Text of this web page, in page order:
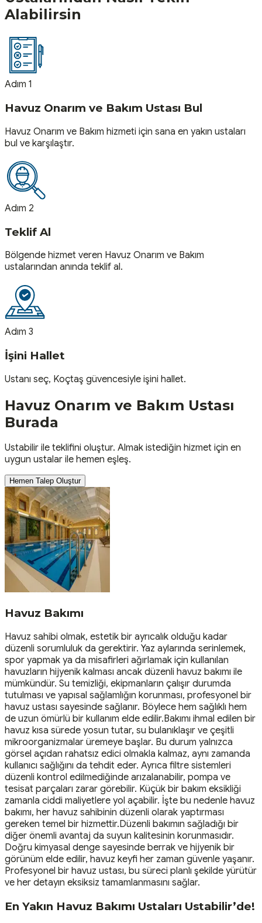
Alabilirsin
Adım 1
Havuz Onarım ve Bakım Ustası Bul
Havuz Onarım ve Bakım hizmeti için sana en yakın ustaları
bul ve karşılaştır.
Adım 2
Teklif Al
Bölgende hizmet veren Havuz Onarım ve Bakım
ustalarından anında teklif al.
Adım 3
İşini Hallet
Ustanı seç, Koçtaş güvencesiyle işini hallet.
Havuz Onarım ve Bakım Ustası
Burada
Ustabilir ile teklifini oluştur. Almak istediğin hizmet için en
uygun ustalar ile hemen eşleş.
Hemen Talep Oluştur
Havuz Bakımı
Havuz sahibi olmak, estetik bir ayrıcalık olduğu kadar
düzenli sorumluluk da gerektirir. Yaz aylarında serinlemek,
spor yapmak ya da misafirleri ağırlamak için kullanılan
havuzların hijyenik kalması ancak düzenli havuz bakımı ile
mümkündür. Su temizliği, ekipmanların çalışır durumda
tutulması ve yapısal sağlamlığın korunması, profesyonel bir
havuz ustası sayesinde sağlanır. Böylece hem sağlıklı hem
de uzun ömürlü bir kullanım elde edilir.Bakımı ihmal edilen bir
havuz kısa sürede yosun tutar, su bulanıklaşır ve çeşitli
mikroorganizmalar üremeye başlar. Bu durum yalnızca
görsel açıdan rahatsız edici olmakla kalmaz, aynı zamanda
kullanıcı sağlığını da tehdit eder. Ayrıca filtre sistemleri
düzenli kontrol edilmediğinde arızalanabilir, pompa ve
tesisat parçaları zarar görebilir. Küçük bir bakım eksikliği
zamanla ciddi maliyetlere yol açabilir. İşte bu nedenle havuz
bakımı, her havuz sahibinin düzenli olarak yaptırması
gereken temel bir hizmettir.Düzenli bakımın sağladığı bir
diğer önemli avantaj da suyun kalitesinin korunmasıdır.
Doğru kimyasal denge sayesinde berrak ve hijyenik bir
görünüm elde edilir, havuz keyfi her zaman güvenle yaşanır.
Profesyonel bir havuz ustası, bu süreci planlı şekilde yürütür
ve her detayın eksiksiz tamamlanmasını sağlar.
En Yakın Havuz Bakımı Ustaları Ustabilir’de!